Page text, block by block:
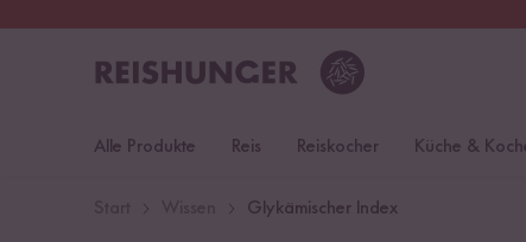
Alle Produkte Reis Reiskocher Küche &
Glykämischer Index